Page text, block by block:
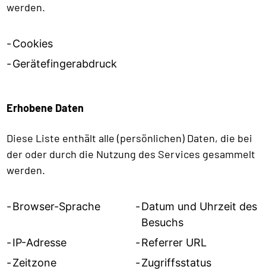
werden.
Cookies
Gerätefingerabdruck
Erhobene Daten
Diese Liste enthält alle (persönlichen) Daten, die bei
der oder durch die Nutzung des Services gesammelt
werden.
Browser-Sprache
Datum und Uhrzeit des
Besuchs
IP-Adresse
Referrer URL
Zeitzone
Zugriffsstatus